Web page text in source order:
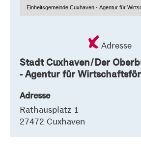
Adresse
Stadt Cuxhaven/Der
- Agentur für
Adresse
Rathausplatz 1
27472 Cuxhaven